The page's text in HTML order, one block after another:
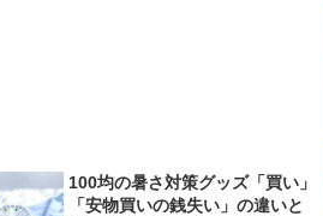
100均の暑さ対策グッズ「買い」
「安物買いの銭失い」の違いと